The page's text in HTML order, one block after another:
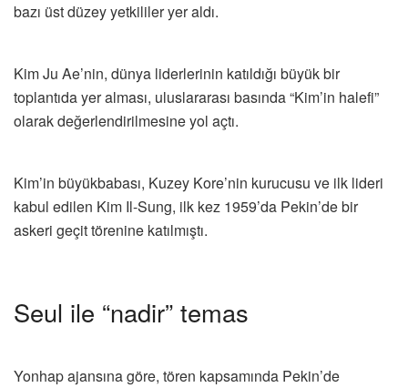
bazı üst düzey yetkililer yer aldı.
Kim Ju Ae’nin, dünya liderlerinin katıldığı büyük bir
toplantıda yer alması, uluslararası basında “Kim’in halefi”
olarak değerlendirilmesine yol açtı.
Kim’in büyükbabası, Kuzey Kore’nin kurucusu ve ilk lideri
kabul edilen Kim Il-Sung, ilk kez 1959’da Pekin’de bir
askeri geçit törenine katılmıştı.
Seul ile “nadir” temas
Yonhap ajansına göre, tören kapsamında Pekin’de